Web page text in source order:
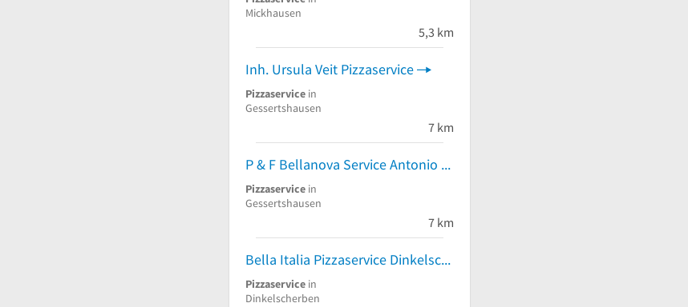
Mickhausen
5,3 km
Inh. Ursula Veit Pizzaservice
Pizzaservice in
Gessertshausen
7 km
P & F Bellanova Service Antonio Bellanova
Pizzaservice in
Gessertshausen
7 km
Bella Italia Pizzaservice Dinkelscherben
Pizzaservice in
Dinkelscherben